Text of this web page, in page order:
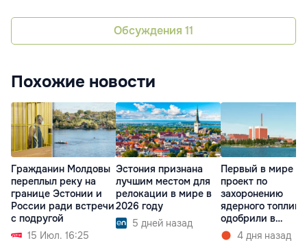
Обсуждения 11
Похожие новости
Гражданин Молдовы
переплыл реку на
границе Эстонии и
России ради встречи
с подругой
15 Июл. 16:25
Эстония признана
лучшим местом для
релокации в мире в
2026 году
5 дней назад
Первый в мире
проект по
захоронению
ядерного топлива
одобрили в
Финляндии
4 дня назад